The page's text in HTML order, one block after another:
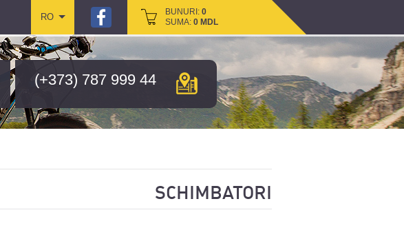
RO BUNURI: 0
SUMA: 0 MDL
RO BUNURI: 0
SUMA: 0 MDL
(+373) 787 999 44
SCHIMBATORI